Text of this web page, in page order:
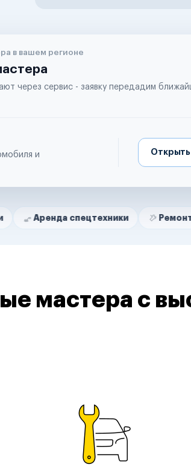
в вашем регионе
через сервис - заявку передадим
и
спецтехники Ремонт
мастера с